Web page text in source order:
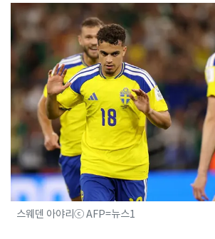
스웨덴 아야리ⓒ AFP=뉴스1